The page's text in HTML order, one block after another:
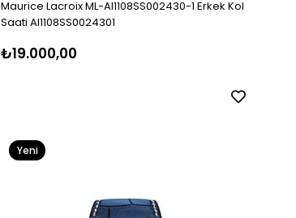
Maurice Lacroix ML-AI1108SS002430-1 Erkek Kol
Saati AI1108SS0024301
₺19.000,00
Yeni